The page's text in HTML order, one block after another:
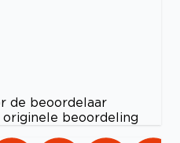
de beoordelaar
beoordeling